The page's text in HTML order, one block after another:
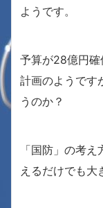
ようです。
予算が28億円
計画のようです
うのか？
「国防」の考
えるだけでも大